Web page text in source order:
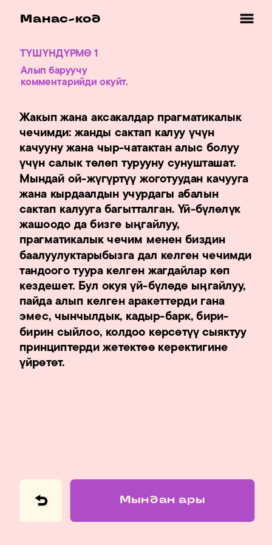
Мындан ары
Алып баруучу
ТҮШҮНДҮРМӨ 1
Жакып жана аксакалдар прагматикалык
чечимди: жанды сактап калуу үчүн
качууну жана чыр-чатактан алыс болуу
үчүн салык төлөп турууну сунушташат.
Мындай ой-жүгүртүү жоготуудан качууга
жана кырдаалдын учурдагы абалын
сактап калууга багытталган. Үй-бүлөлүк
жашоодо да бизге ыңгайлуу,
прагматикалык чечим менен биздин
баалуулуктарыбызга дал келген чечимди
тандоого туура келген жагдайлар көп
кездешет. Бул окуя үй-бүлөдө ыӊгайлуу,
пайда алып келген аракеттерди гана
эмес, чынчылдык, кадыр-барк, бири-
бирин сыйлоо, колдоо көрсөтүү сыяктуу
принциптерди жетектөө керектигине
үйрөтөт.
Манас-код